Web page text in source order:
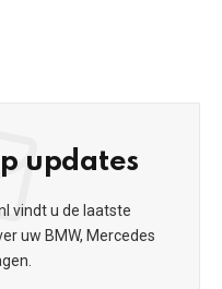
updates
vindt u de laatste
uw BMW, Mercedes